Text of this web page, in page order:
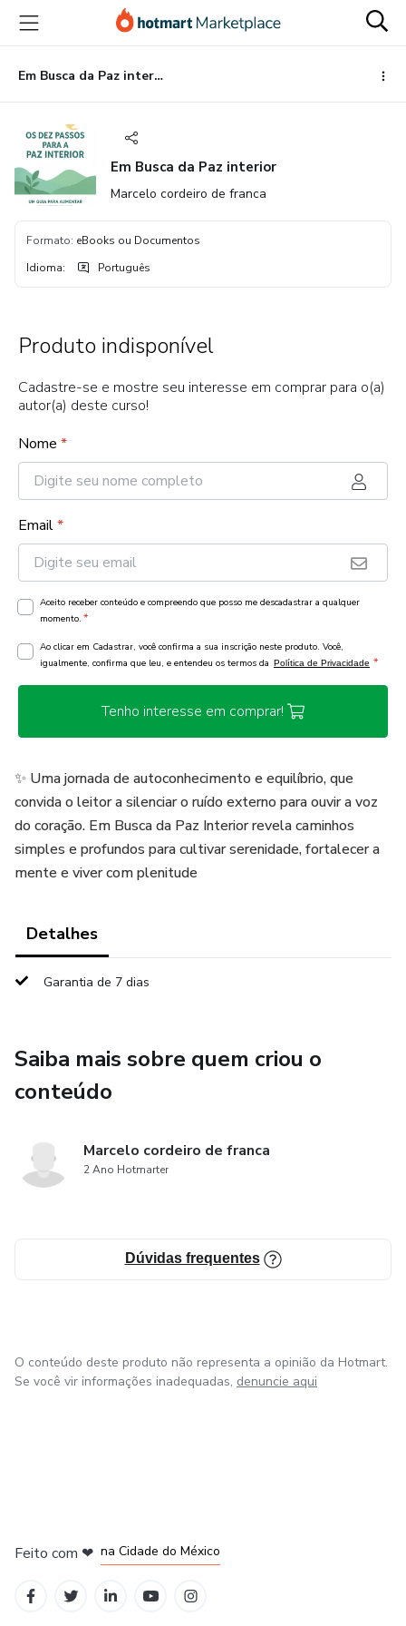
para
conteúdo
principal
para
pagamento
para
rodapé
Em Busca da Paz interior
Em Busca da Paz interior
Marcelo cordeiro de franca
Formato: eBooks ou Documentos
Idioma: Português
Produto indisponível
Cadastre-se e mostre seu interesse em comprar para o(a)
autor(a) deste curso!
Nome *
Email*
Aceito receber conteúdo e compreendo que posso me descadastrar a qualquer
momento. *
Ao clicar em Cadastrar, você confirma a sua inscrição neste produto. Você,
igualmente, confirma que leu, e entendeu os termos da Política de Privacidade *
Tenho interesse em comprar!
✨ Uma jornada de autoconhecimento e equilíbrio, que
convida o leitor a silenciar o ruído externo para ouvir a voz
do coração. Em Busca da Paz Interior revela caminhos
simples e profundos para cultivar serenidade, fortalecer a
mente e viver com plenitude
Detalhes
Garantia de 7 dias
Saiba mais sobre quem criou o
conteúdo
Marcelo cordeiro de franca
2 Ano Hotmarter
Dúvidas frequentes
O conteúdo deste produto não representa a opinião da Hotmart.
Se você vir informações inadequadas, denuncie aqui
Feito com ❤ na Cidade do México